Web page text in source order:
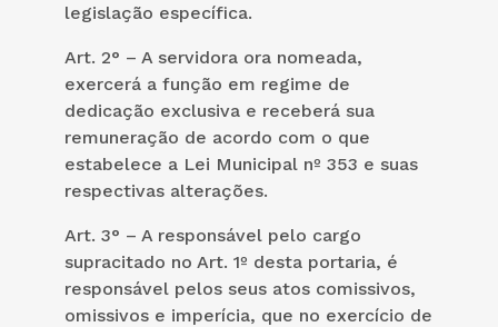
legislação específica.
Art. 2° – A servidora ora nomeada,
exercerá a função em regime de
dedicação exclusiva e receberá sua
remuneração de acordo com o que
estabelece a Lei Municipal nº 353 e suas
respectivas alterações.
Art. 3° – A responsável pelo cargo
supracitado no Art. 1º desta portaria, é
responsável pelos seus atos comissivos,
omissivos e imperícia, que no exercício de